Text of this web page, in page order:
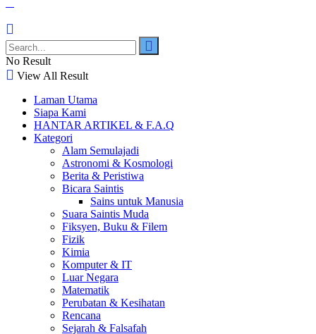
No Result
View All Result
Laman Utama
Siapa Kami
HANTAR ARTIKEL & F.A.Q
Kategori
Alam Semulajadi
Astronomi & Kosmologi
Berita & Peristiwa
Bicara Saintis
Sains untuk Manusia
Suara Saintis Muda
Fiksyen, Buku & Filem
Fizik
Kimia
Komputer & IT
Luar Negara
Matematik
Perubatan & Kesihatan
Rencana
Sejarah & Falsafah